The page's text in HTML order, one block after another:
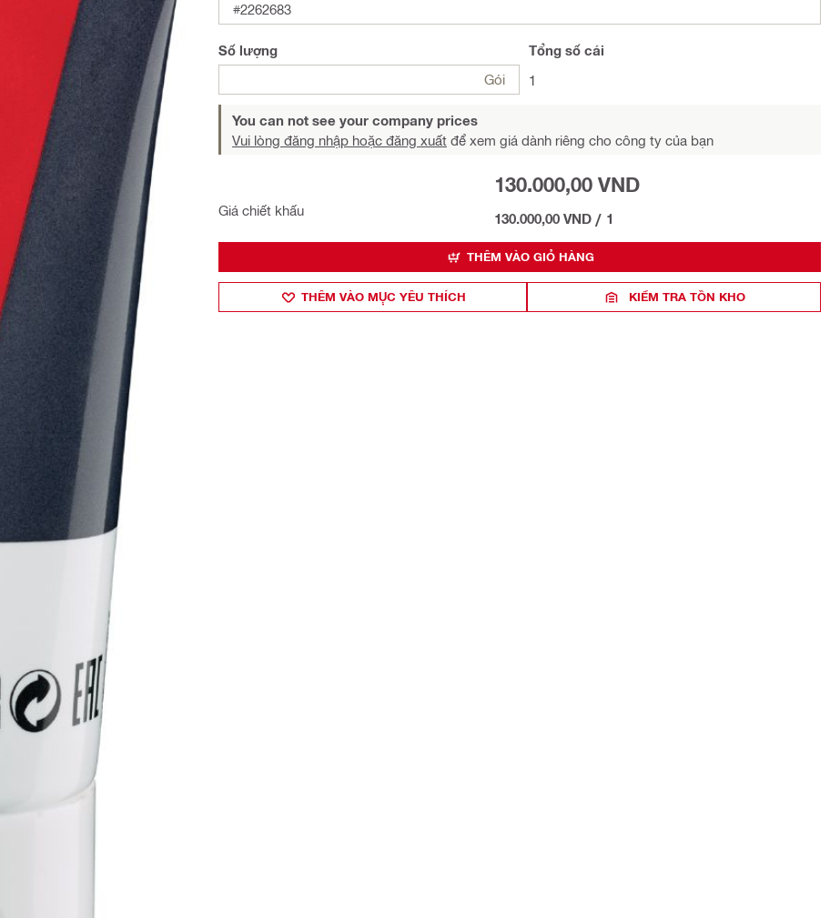
#2262683
Số lượng
Gói
Tổng số cái
1
You can not see your company prices
Vui lòng đăng nhập hoặc đăng xuất để xem giá dành riêng cho công ty của bạn
Giá chiết khấu
130.000,00 VND
130.000,00 VND / 1
THÊM VÀO GIỎ HÀNG
THÊM VÀO MỤ̣C YÊU THÍCH KIỂM TRA TỒN KHO